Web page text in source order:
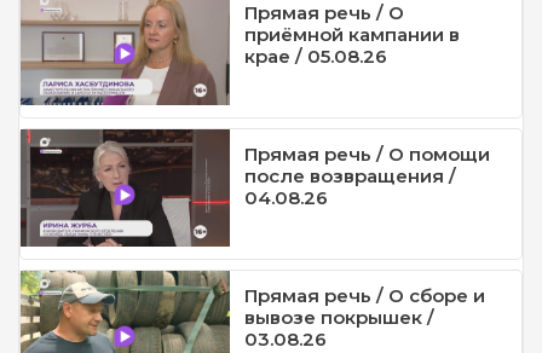
Прямая речь / О
приёмной кампании в
крае / 05.08.26
Прямая речь / О помощи
после возвращения /
04.08.26
Прямая речь / О сборе и
вывозе покрышек /
03.08.26